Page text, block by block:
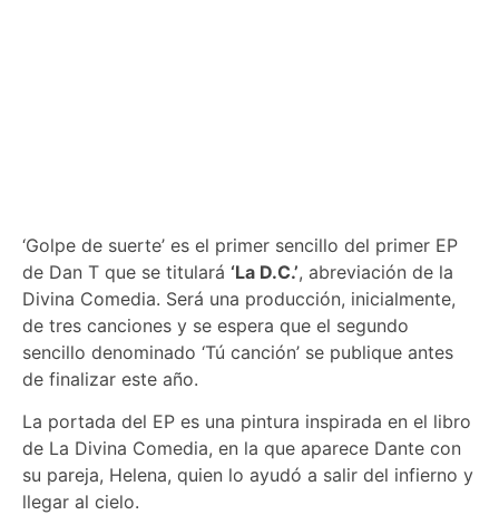
https://youtu.be/qWsgSkhG-L8
‘Golpe de suerte’ es el primer sencillo del primer EP
de Dan T que se titulará ‘La D.C.’, abreviación de la
Divina Comedia. Será una producción, inicialmente,
de tres canciones y se espera que el segundo
sencillo denominado ‘Tú canción’ se publique antes
de finalizar este año.
La portada del EP es una pintura inspirada en el libro
de La Divina Comedia, en la que aparece Dante con
su pareja, Helena, quien lo ayudó a salir del infierno y
llegar al cielo.